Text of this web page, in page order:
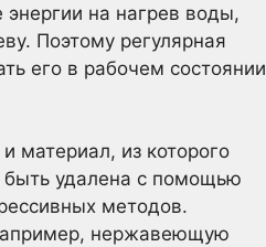
энергии на нагрев воды,
Поэтому регулярная
его в рабочем состоянии
материал, из которого
быть удалена с помощью
методов.
нержавеющую